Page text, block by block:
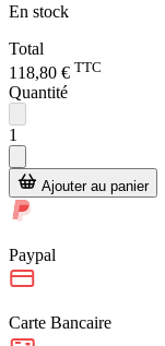
En stock
Total
118,80 € TTC
Quantité
1
Ajouter au panier
Paypal
Carte Bancaire